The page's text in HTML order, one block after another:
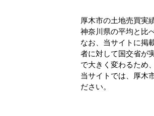
厚木市の土地売買実
神奈川県の平均と比
なお、当サイトに掲
者に対して国交省が
で大きく変わるため
当サイトでは、厚木
ださい。